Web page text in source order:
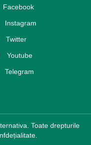
Facebook
Instagram
Twitter
Youtube
Telegram
Toate drepturile